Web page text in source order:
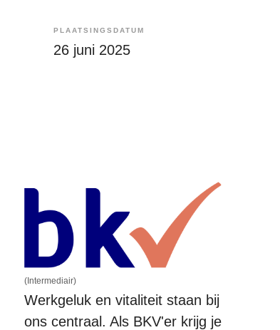
PLAATSINGSDATUM
26 juni 2025
(Intermediair)
Werkgeluk en vitaliteit staan bij
ons centraal. Als BKV'er krijg je